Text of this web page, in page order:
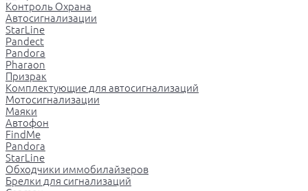
Контроль Охрана
Автосигнализации
StarLine
Pandect
Pandora
Pharaon
Призрак
Комплектующие для автосигнализаций
Мотосигнализации
Маяки
Автофон
FindMe
Pandora
StarLine
Обходчики иммобилайзеров
Брелки для сигнализаций